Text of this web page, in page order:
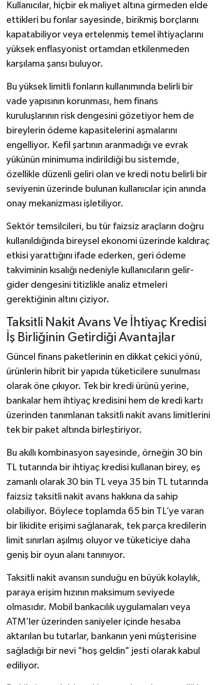
Kullanıcılar, hiçbir ek maliyet altına girmeden elde
ettikleri bu fonlar sayesinde, birikmiş borçlarını
kapatabiliyor veya ertelenmiş temel ihtiyaçlarını
yüksek enflasyonist ortamdan etkilenmeden
karşılama şansı buluyor.
Bu yüksek limitli fonların kullanımında belirli bir
vade yapısının korunması, hem finans
kuruluşlarının risk dengesini gözetiyor hem de
bireylerin ödeme kapasitelerini aşmalarını
engelliyor. Kefil şartının aranmadığı ve evrak
yükünün minimuma indirildiği bu sistemde,
özellikle düzenli geliri olan ve kredi notu belirli bir
seviyenin üzerinde bulunan kullanıcılar için anında
onay mekanizması işletiliyor.
Sektör temsilcileri, bu tür faizsiz araçların doğru
kullanıldığında bireysel ekonomi üzerinde kaldıraç
etkisi yarattığını ifade ederken, geri ödeme
takviminin kısalığı nedeniyle kullanıcıların gelir-
gider dengesini titizlikle analiz etmeleri
gerektiğinin altını çiziyor.
Taksitli Nakit Avans Ve İhtiyaç Kredisi
İş Birliğinin Getirdiği Avantajlar
Güncel finans paketlerinin en dikkat çekici yönü,
ürünlerin hibrit bir yapıda tüketicilere sunulması
olarak öne çıkıyor. Tek bir kredi ürünü yerine,
bankalar hem ihtiyaç kredisini hem de kredi kartı
üzerinden tanımlanan taksitli nakit avans limitlerini
tek bir paket altında birleştiriyor.
Bu akıllı kombinasyon sayesinde, örneğin 30 bin
TL tutarında bir ihtiyaç kredisi kullanan birey, eş
zamanlı olarak 30 bin TL veya 35 bin TL tutarında
faizsiz taksitli nakit avans hakkına da sahip
olabiliyor. Böylece toplamda 65 bin TL’ye varan
bir likidite erişimi sağlanarak, tek parça kredilerin
limit sınırları aşılmış oluyor ve tüketiciye daha
geniş bir oyun alanı tanınıyor.
Taksitli nakit avansın sunduğu en büyük kolaylık,
paraya erişim hızının maksimum seviyede
olmasıdır. Mobil bankacılık uygulamaları veya
ATM’ler üzerinden saniyeler içinde hesaba
aktarılan bu tutarlar, bankanın yeni müşterisine
sağladığı bir nevi "hoş geldin" jesti olarak kabul
ediliyor.